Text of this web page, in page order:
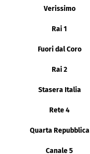
Verissimo
Rai 1
Fuori dal Coro
Rai 2
Stasera Italia
Rete 4
Quarta Repubblica
Canale 5